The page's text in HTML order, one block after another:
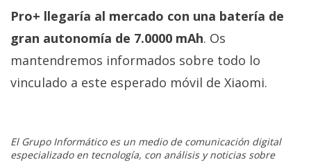
Pro+ llegaría al mercado con una batería de
gran autonomía de 7.0000 mAh. Os
mantendremos informados sobre todo lo
vinculado a este esperado móvil de Xiaomi.
El Grupo Informático es un medio de comunicación digital
especializado en tecnología, con análisis y noticias sobre